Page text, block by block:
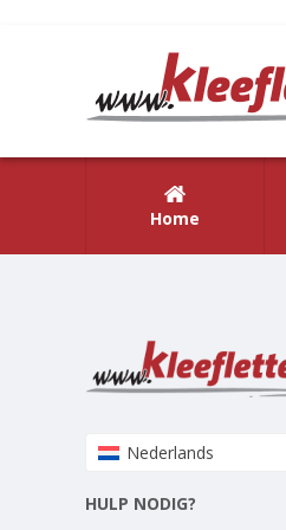
Home
Nederlands
HULP NODIG?